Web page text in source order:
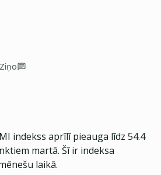
Ziņo
indekss aprīlī pieauga līdz 54.4
martā. Šī ir indeksa
laikā.